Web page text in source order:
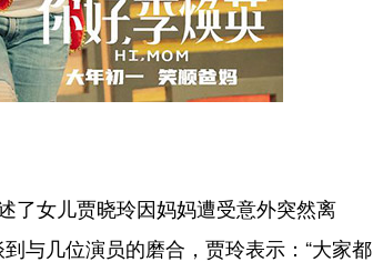
女儿贾晓玲因妈妈遭受意外突然离
与几位演员的磨合，贾玲表示：“大家都